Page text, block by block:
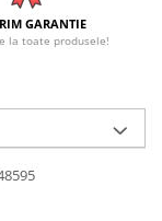
GARANTIE
la toate produsele!